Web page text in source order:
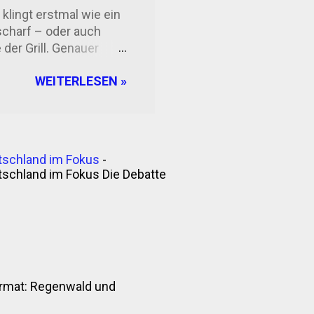
erstmal wie ein
– oder auch
Grill. Genauer
stammt
der Name sei ein
oder „give me the
WEITERLESEN »
im Fokus -
im Fokus Die Debatte
Regenwald und